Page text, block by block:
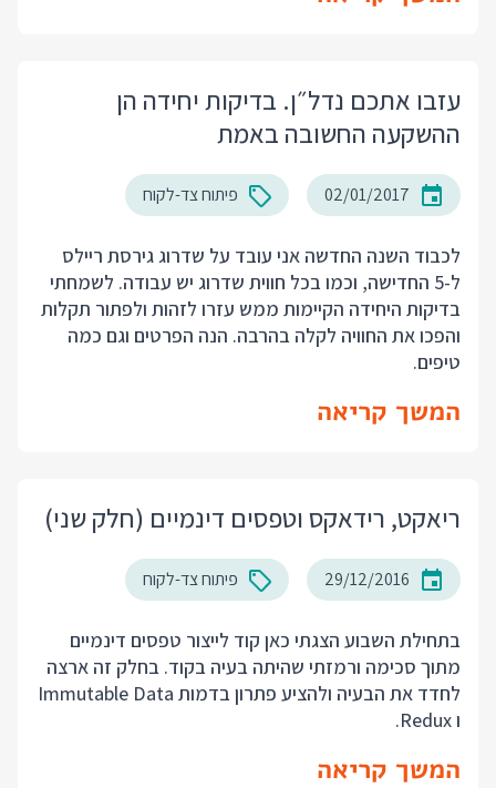
עזבו אתכם נדל״ן. בדיקות יחידה הן
ההשקעה החשובה באמת
02/01/2017 פיתוח צד-לקוח
לכבוד השנה החדשה אני עובד על שדרוג גירסת ריילס
ל-5 החדישה, וכמו בכל חווית שדרוג יש עבודה. לשמחתי
בדיקות היחידה הקיימות ממש עזרו לזהות ולפתור תקלות
והפכו את החוויה לקלה בהרבה. הנה הפרטים וגם כמה
טיפים.
המשך קריאה
ריאקט, רידאקס וטפסים דינמיים (חלק שני)
29/12/2016 פיתוח צד-לקוח
בתחילת השבוע הצגתי כאן קוד לייצור טפסים דינמיים
מתוך סכימה ורמזתי שהיתה בעיה בקוד. בחלק זה ארצה
לחדד את הבעיה ולהציע פתרון בדמות Immutable Data
ו Redux.
המשך קריאה